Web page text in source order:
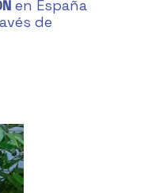
en España
de